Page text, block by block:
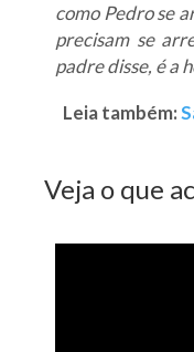
como Pedro se
precisam se
padre disse, é a
Leia também:
Veja o que